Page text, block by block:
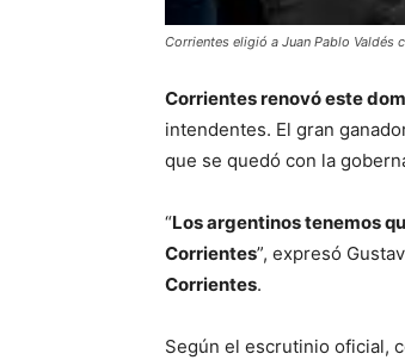
Corrientes eligió a Juan Pablo Valdés
Corrientes renovó este
intendentes. El gran
que se quedó con la
“Los argentinos tenemos
Corrientes”, expresó
Corrientes.
Según el escrutinio oficial,